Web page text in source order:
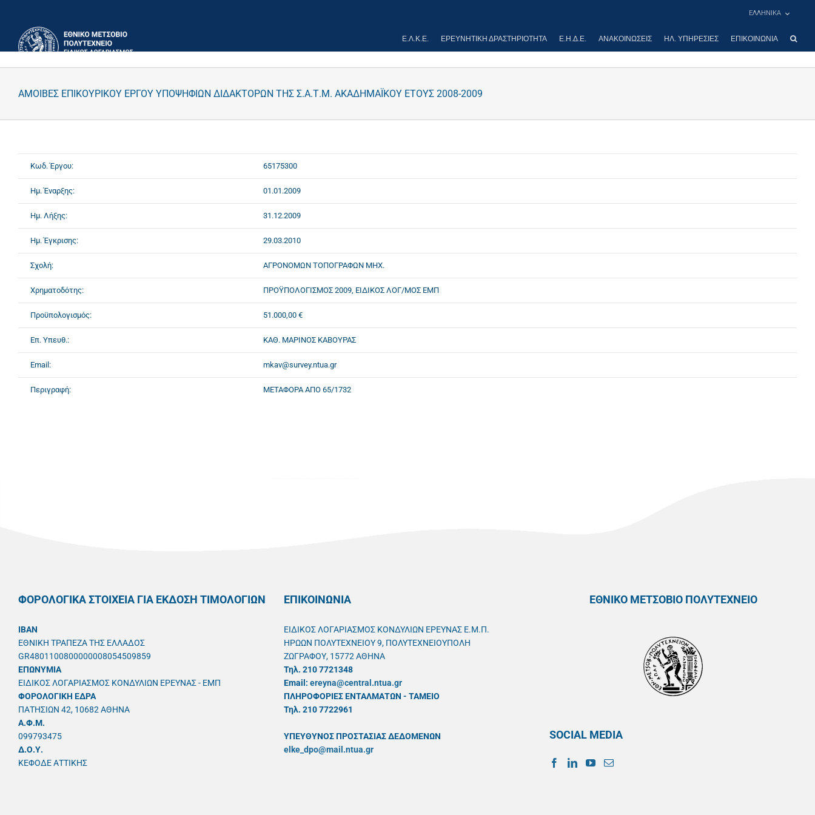
περιεχόμενο
ΕΛΛΗΝΙΚΑ
Ε.Λ.Κ.Ε. ΕΡΕΥΝΗΤΙΚΉ ΔΡΑΣΤΗΡΙΌΤΗΤΑ Ε.Η.Δ.Ε. ΑΝΑΚΟΙΝΏΣΕΙΣ ΗΛ. ΥΠΗΡΕΣΊΕΣ ΕΠΙΚΟΙΝΩΝΊΑ
ΑΜΟΙΒΕΣ ΕΠΙΚΟΥΡΙΚΟΥ ΕΡΓΟΥ ΥΠΟΨΗΦΙΩΝ ΔΙΔΑΚΤΟΡΩΝ ΤΗΣ Σ.Α.Τ.Μ. ΑΚΑΔΗΜΑΪΚΟΥ ΕΤΟΥΣ 2008-2009
Κωδ. Έργου: 65175300
Ημ. Έναρξης: 01.01.2009
Ημ. Λήξης: 31.12.2009
Ημ. Έγκρισης: 29.03.2010
Σχολή: ΑΓΡΟΝΟΜΩΝ ΤΟΠΟΓΡΑΦΩΝ ΜΗΧ.
Χρηματοδότης: ΠΡΟΫΠΟΛΟΓΙΣΜΟΣ 2009, ΕΙΔΙΚΟΣ ΛΟΓ/ΜΟΣ ΕΜΠ
Προϋπολογισμός: 51.000,00 €
Επ. Υπευθ.: ΚΑΘ. ΜΑΡΙΝΟΣ ΚΑΒΟΥΡΑΣ
Email: mkav@survey.ntua.gr
Περιγραφή: ΜΕΤΑΦΟΡΑ ΑΠΟ 65/1732
ΦΟΡΟΛΟΓΙΚΑ ΣΤΟΙΧΕΙΑ ΓΙΑ ΕΚΔΟΣΗ ΤΙΜΟΛΟΓΙΩΝ
IBAN
ΕΘΝΙΚΗ ΤΡΑΠΕΖΑ ΤΗΣ ΕΛΛΑΔΟΣ
GR4801100800000008054509859
ΕΠΩΝΥΜΙΑ
ΕΙΔΙΚΟΣ ΛΟΓΑΡΙΑΣΜΟΣ ΚΟΝΔΥΛΙΩΝ ΕΡΕΥΝΑΣ - ΕΜΠ
ΦΟΡΟΛΟΓΙΚΗ ΕΔΡΑ
ΠΑΤΗΣΙΩΝ 42, 10682 ΑΘΗΝΑ
A.Φ.Μ.
099793475
Δ.Ο.Υ.
ΚΕΦΟΔΕ ΑΤΤΙΚΗΣ
ΕΠΙΚΟΙΝΩΝΙΑ
ΕΙΔΙΚΟΣ ΛΟΓΑΡΙΑΣΜΟΣ ΚΟΝΔΥΛΙΩΝ ΕΡΕΥΝΑΣ Ε.Μ.Π.
ΗΡΩΩΝ ΠΟΛΥΤΕΧΝΕΙΟΥ 9, ΠΟΛΥΤΕΧΝΕΙΟΥΠΟΛΗ
ΖΩΓΡΑΦΟΥ, 15772 ΑΘΗΝΑ
Τηλ. 210 7721348
Email: ereyna@central.ntua.gr
ΠΛΗΡΟΦΟΡΙΕΣ ΕΝΤΑΛΜΑΤΩΝ - ΤΑΜΕΙΟ
Τηλ. 210 7722961
ΥΠΕΥΘYΝΟΣ ΠΡΟΣΤΑΣΙΑΣ ΔΕΔΟΜΕΝΩΝ
elke_dpo@mail.ntua.gr
ΕΘΝΙΚΟ ΜΕΤΣΟΒΙΟ ΠΟΛΥΤΕΧΝΕΙΟ
SOCIAL MEDIA